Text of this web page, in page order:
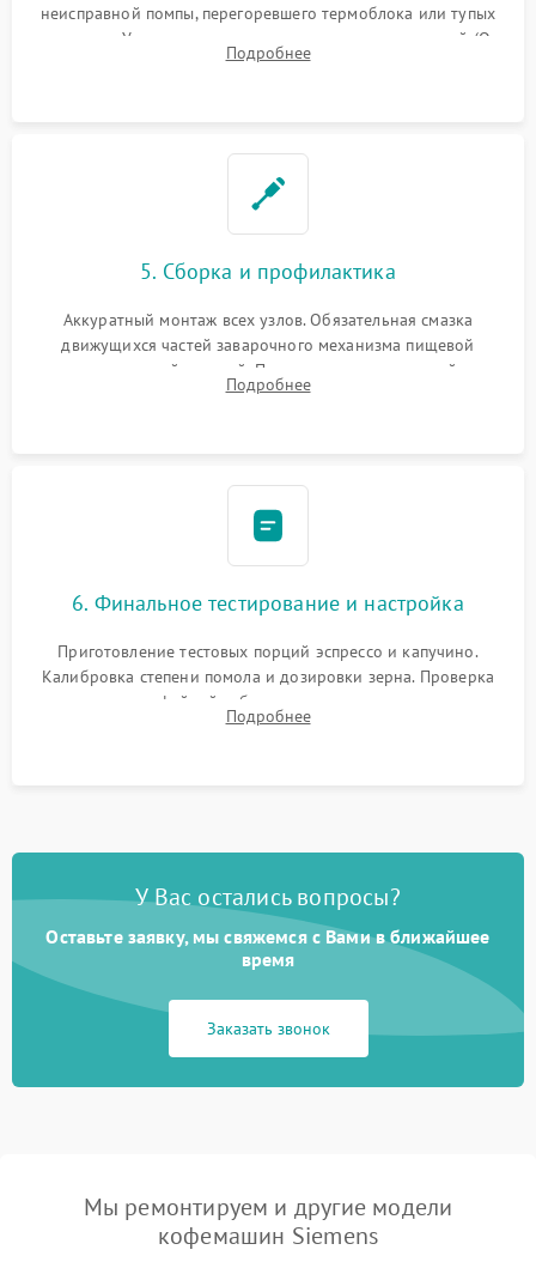
неисправной помпы, перегоревшего термоблока или тупых
жерновов. Установка новых силиконовых уплотнителей (O-
ring) и тефлоновых трубок для надежного устранения
Подробнее
5. Сборка и профилактика
Аккуратный монтаж всех узлов. Обязательная смазка
движущихся частей заварочного механизма пищевой
силиконовой смазкой. Проведение программной
декальцинации и очистки системы от кофейных масел.
Подробнее
6. Финальное тестирование и настройка
Приготовление тестовых порций эспрессо и капучино.
Калибровка степени помола и дозировки зерна. Проверка
плотности кофейной таблетки, температуры напитка и
качества молочной пены. Контроль отсутствия посторонних
Подробнее
У Вас остались вопросы?
Оставьте заявку, мы свяжемся с Вами в ближайшее
время
Заказать звонок
Мы ремонтируем и другие модели
кофемашин Siemens